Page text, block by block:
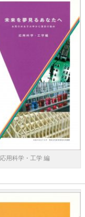
応用科学・工学 編